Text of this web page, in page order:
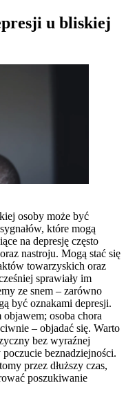
u bliskiej
osoby może być
które mogą
na depresję często
nastroju. Mogą stać się
towarzyskich oraz
sprawiały im
ze snem – zarówno
być oznakami depresji.
osoba chora
– objadać się. Warto
bez wyraźnej
beznadziejności.
przez dłuższy czas,
poszukiwanie